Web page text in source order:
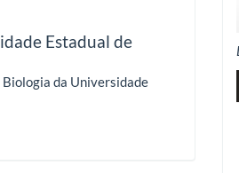
Estadual de
da Universidade